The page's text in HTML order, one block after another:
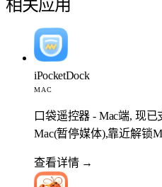
相关应用
iPocketDock
MAC
口袋遥控器 - Mac端, 现
Mac(暂停媒体),靠近解锁
查看详情 →